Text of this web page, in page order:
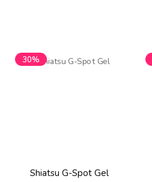
30%
Shiatsu G-Spot Gel